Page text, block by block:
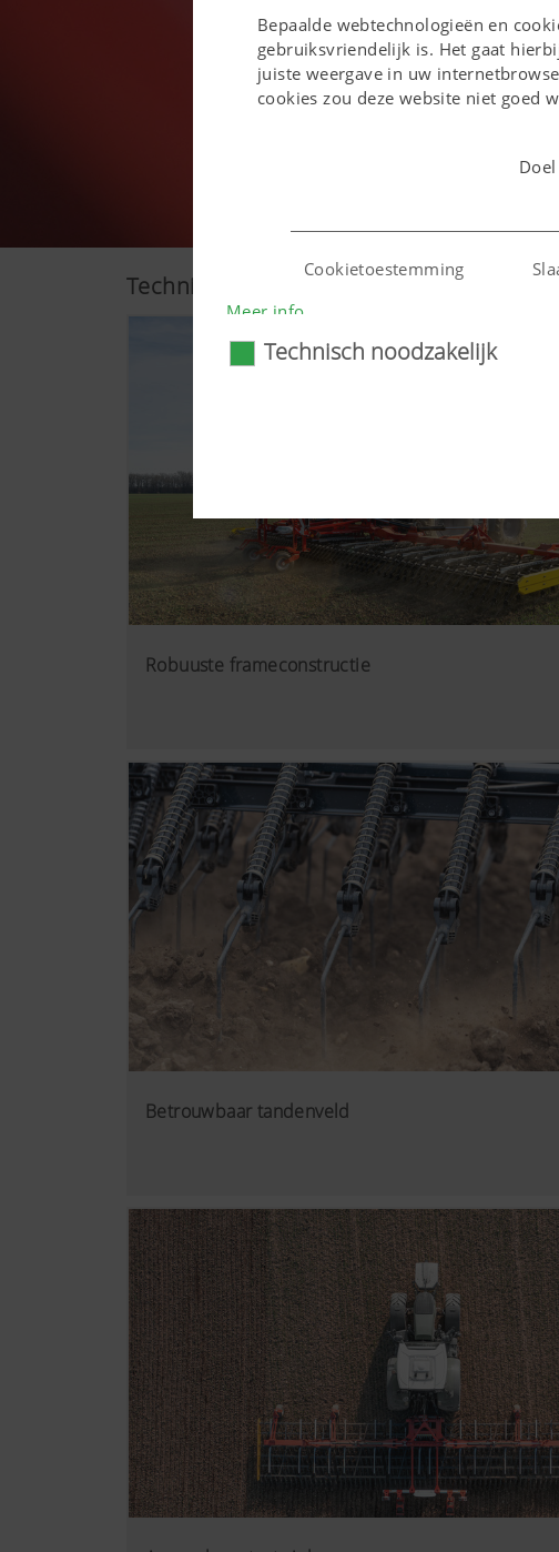
Bepaalde webtechnologieën en
gebruiksvriendelijk is. Het gaat
juiste weergave in uw
cookies zou deze website niet goed
Cookietoestemming
Land (layer) en taal (lang)
Analyse en statistieken
We willen de gebruiksvriendelijkheid
analysetechnologieën (inclusief
Doel
Meer info
Meer info
Technisch noodzakelijk
Techniek
Robuuste frameconstructie
Betrouwbaar tandenveld